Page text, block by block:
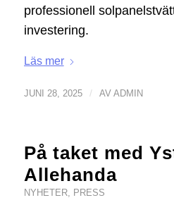
professionell
investering.
Läs mer
JUNI 28, 2025 / AV ADMIN
På taket med
Allehanda
NYHETER, PRESS